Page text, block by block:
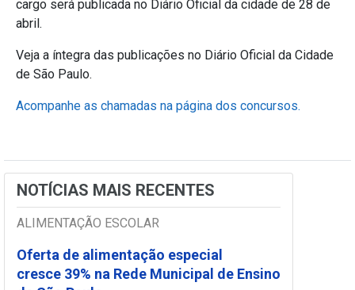
cargo será publicada no Diário Oficial da cidade de 28 de
abril.
Veja a íntegra das publicações no Diário Oficial da Cidade
de São Paulo.
Acompanhe as chamadas na página dos concursos.
NOTÍCIAS MAIS RECENTES
ALIMENTAÇÃO ESCOLAR
Oferta de alimentação especial
cresce 39% na Rede Municipal de Ensino